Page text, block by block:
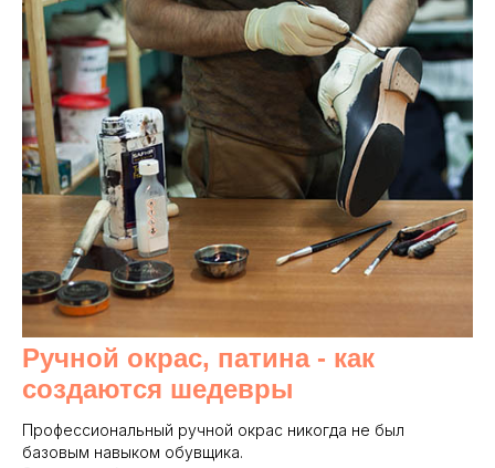
Ручной окрас, патина - как
создаются шедевры
Профессиональный ручной окрас никогда не был
базовым навыком обувщика.